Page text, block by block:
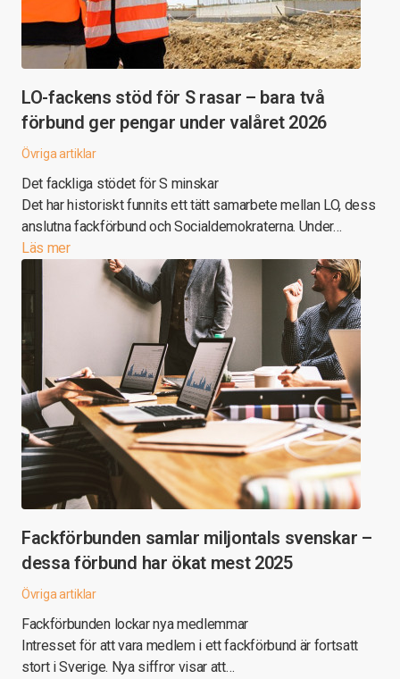
LO-fackens stöd för S rasar – bara två
förbund ger pengar under valåret 2026
Övriga artiklar
Det fackliga stödet för S minskar
Det har historiskt funnits ett tätt samarbete mellan LO, dess
anslutna fackförbund och Socialdemokraterna. Under…
Läs mer
Fackförbunden samlar miljontals svenskar –
dessa förbund har ökat mest 2025
Övriga artiklar
Fackförbunden lockar nya medlemmar
Intresset för att vara medlem i ett fackförbund är fortsatt
stort i Sverige. Nya siffror visar att…